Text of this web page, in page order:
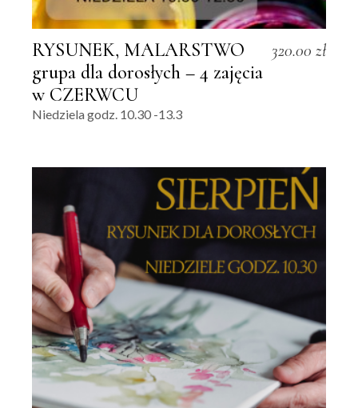
RYSUNEK, MALARSTWO
grupa dla dorosłych – 4 zajęcia
w CZERWCU
320.00 zł
Niedziela godz. 10.30 -13.3